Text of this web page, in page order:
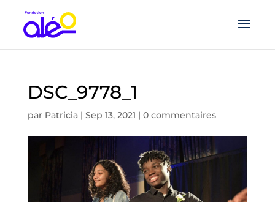
DSC_9778_1
par Patricia| Sep 13, 2021 | 0 commentaires